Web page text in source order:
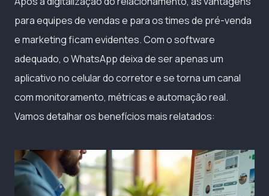
para equipes de vendas e para os times de pré-venda
e marketing ficam evidentes. Com o software
adequado, o WhatsApp deixa de ser apenas um
aplicativo no celular do corretor e se torna um canal
com monitoramento, métricas e automação real.
Vamos detalhar os benefícios mais relatados: